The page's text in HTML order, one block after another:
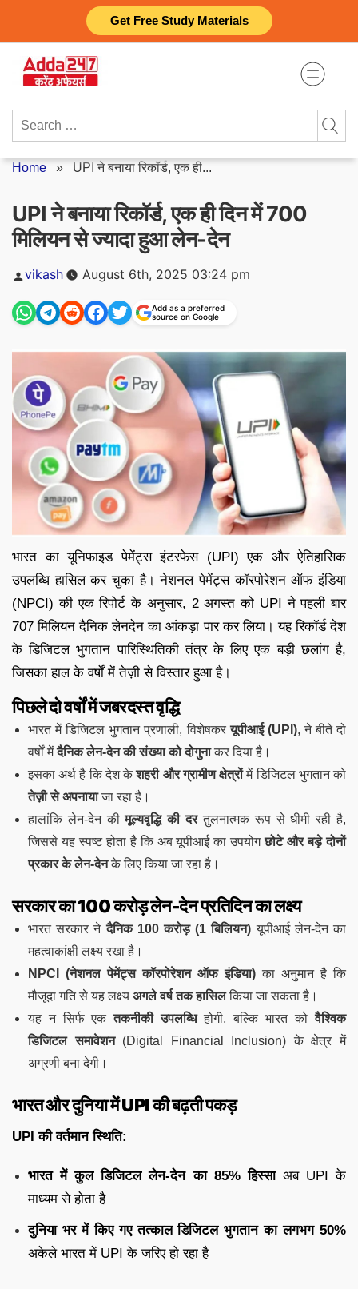
Get Free Study Materials
content
Search
Home » UPI ने बनाया रिकॉर्ड, एक ही...
UPI ने बनाया रिकॉर्ड, एक ही दिन में 700
मिलियन से ज्यादा हुआ लेन-देन
Posted
vikash August 6th, 2025 03:24 pm
Add as a preferred
source on Google
भारत का यूनिफाइड पेमेंट्स इंटरफेस (UPI) एक और ऐतिहासिक
उपलब्धि हासिल कर चुका है। नेशनल पेमेंट्स कॉरपोरेशन ऑफ इंडिया
(NPCI) की एक रिपोर्ट के अनुसार, 2 अगस्त को UPI ने पहली बार
707 मिलियन दैनिक लेनदेन का आंकड़ा पार कर लिया। यह रिकॉर्ड देश
के डिजिटल भुगतान पारिस्थितिकी तंत्र के लिए एक बड़ी छलांग है,
जिसका हाल के वर्षों में तेज़ी से विस्तार हुआ है।
पिछले दो वर्षों में जबरदस्त वृद्धि
भारत में डिजिटल भुगतान प्रणाली, विशेषकरयूपीआई (UPI), ने बीते दो
वर्षों मेंदैनिक लेन-देन की संख्या को दोगुनाकर दिया है।
इसका अर्थ है कि देश केशहरी और ग्रामीण क्षेत्रोंमें डिजिटल भुगतान को
तेज़ी से अपनायाजा रहा है।
हालांकि लेन-देन कीमूल्यवृद्धि की दरतुलनात्मक रूप से धीमी रही है,
जिससे यह स्पष्ट होता है कि अब यूपीआई का उपयोगछोटे और बड़े दोनों
प्रकार के लेन-देनके लिए किया जा रहा है।
सरकार का 100 करोड़ लेन-देन प्रतिदिन का लक्ष्य
भारत सरकार नेदैनिक 100 करोड़ (1 बिलियन) यूपीआई लेन-देन का
महत्वाकांक्षी लक्ष्य रखा है।
NPCI (नेशनल पेमेंट्स कॉरपोरेशन ऑफ इंडिया) का अनुमान है कि
मौजूदा गति से यह लक्ष्य अगले वर्ष तक हासिलकिया जा सकता है।
यह न सिर्फ एकतकनीकी उपलब्धिहोगी, बल्कि भारत कोवैश्विक
डिजिटल समावेशन(Digital Financial Inclusion) के क्षेत्र में
अग्रणी बना देगी।
भारत और दुनिया में UPI की बढ़ती पकड़
UPI की वर्तमान स्थिति:
भारत में कुल डिजिटल लेन-देन का 85% हिस्साअब UPI के
माध्यम से होता है
दुनिया भर में किए गए तत्काल डिजिटल भुगतान का लगभग 50%
अकेले भारत में UPI के जरिए हो रहा है